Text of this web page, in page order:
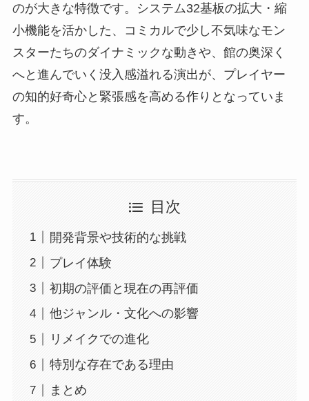
のが大きな特徴です。システム32基板の拡大・縮
小機能を活かした、コミカルで少し不気味なモン
スターたちのダイナミックな動きや、館の奥深く
へと進んでいく没入感溢れる演出が、プレイヤー
の知的好奇心と緊張感を高める作りとなっていま
す。
目次
開発背景や技術的な挑戦
プレイ体験
初期の評価と現在の再評価
他ジャンル・文化への影響
リメイクでの進化
特別な存在である理由
まとめ